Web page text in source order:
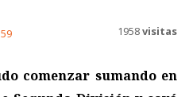
1958visitas
comenzar sumando en